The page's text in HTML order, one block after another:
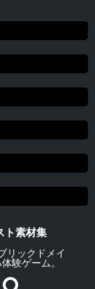
ト素材集
リックドメイ
験ゲーム。